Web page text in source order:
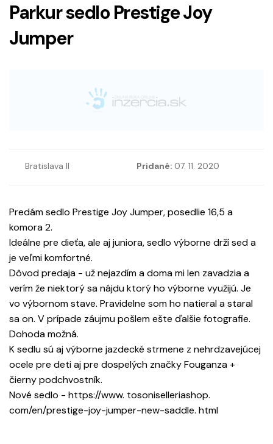
Parkur sedlo Prestige Joy
Jumper
Bratislava II Pridané: 07. 11. 2020
Predám sedlo Prestige Joy Jumper, posedlie 16,5 a
komora 2.
Ideálne pre dieťa, ale aj juniora, sedlo výborne drží sed a
je veľmi komfortné.
Dôvod predaja - už nejazdím a doma mi len zavadzia a
verím že niektorý sa nájdu ktorý ho výborne využijú. Je
vo výbornom stave. Pravidelne som ho natieral a staral
sa on. V prípade záujmu pošlem ešte ďalšie fotografie.
Dohoda možná.
K sedlu sú aj výborne jazdecké strmene z nehrdzavejúcej
ocele pre deti aj pre dospelých značky Fouganza +
čierny podchvostník.
Nové sedlo - https://www. tosoniselleriashop.
com/en/prestige-joy-jumper-new-saddle. html